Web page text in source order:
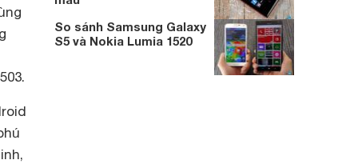
So sánh Samsung Galaxy
S5 và Nokia Lumia 1520